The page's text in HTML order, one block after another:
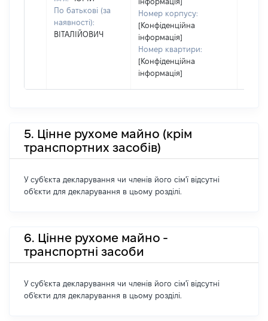
По батькові (за
наявності):
ВІТАЛІЙОВИЧ
Номер корпусу:
[Конфіденційна
інформація]
Номер квартири:
[Конфіденційна
інформація]
5. Цінне рухоме майно (крім
транспортних засобів)
У суб'єкта декларування чи членів його сім'ї відсутні
об'єкти для декларування в цьому розділі.
6. Цінне рухоме майно -
транспортні засоби
У суб'єкта декларування чи членів його сім'ї відсутні
об'єкти для декларування в цьому розділі.